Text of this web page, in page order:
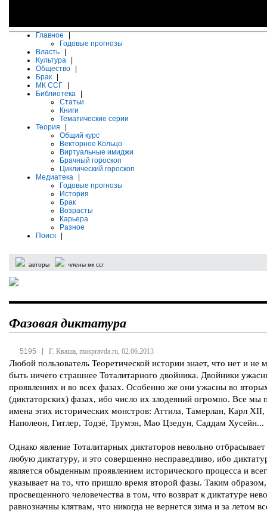
Главное
Годовые прогнозы
Власть
Культура
Общество
Брак
МК ССГ
Библиотека
Статьи
Книги
Тематические серии
Теория
Общий курс
Векторное Кольцо
Виртуальные имиджи
Брачный гороскоп
Циклический гороскоп
Медиатека
Годовые прогнозы
История
Брак
Возрасты
Карьера
Разное
Поиск
авторы члены мк ссг
Фазовая диктатура
5195 Г. Кваша, mospravda.ru, 02.06.2013
Любой пользователь Теоретической истории знает, что нет и не
быть ничего страшнее Тоталитарного двойника. Двойники
проявлениях и во всех фазах. Особенно же они ужасны во
(диктаторских) фазах, ибо число их злодеяний огромно. Все мы
имена этих исторических монстров: Аттила, Тамерлан, Карл XII,
Наполеон, Гитлер, Тодзё, Трумэн, Мао Цзедун, Саддам Хусейн...
Однако явление Тоталитарных диктаторов невольно отбрасывает
любую диктатуру, и это совершенно несправедливо, ибо
является обыденным проявлением исторического процесса и
указывает на то, что пришло время второй фазы. Таким
просвещенного человечества в том, что возврат к диктатуре
равнозначны клятвам, что никогда не вернется зима и за летом